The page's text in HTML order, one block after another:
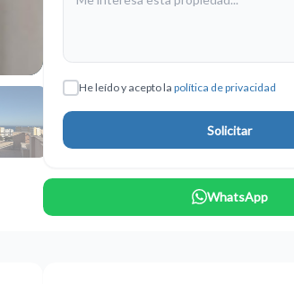
He leído y acepto la política de privacidad
Solicitar
WhatsApp